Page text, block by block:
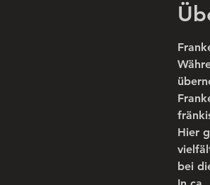
Hier
bei